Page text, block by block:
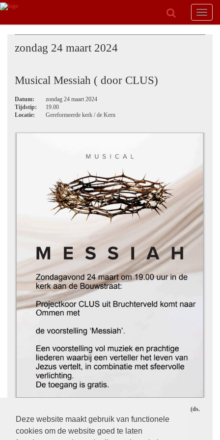
Deze website maakt gebruik van functionele
cookies om de website goed te laten
Toggle
zondag 24 maart 2024
Musical Messiah ( door CLUS)
Datum:
zondag 24 maart 2024
Tijdstip:
19.00
Locatie:
Gereformeerde kerk / de Kern
24 maart om 19.00 uur Musical Messiah door CLUS uit Bruchterveld (ds.
Kest Jelsma)